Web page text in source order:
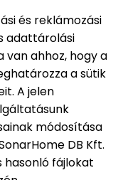
és reklámozási
adattárolási
van ahhoz, hogy a
a sütik
A jelen
módosítása
DB Kft.
fájlokat